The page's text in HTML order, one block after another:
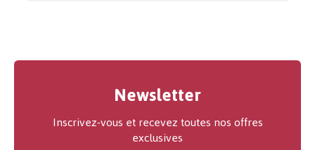
Newsletter
Inscrivez-vous et recevez toutes nos offres
exclusives